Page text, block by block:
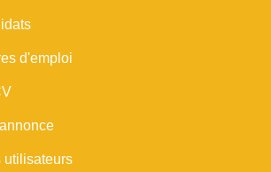
d'emploi
utilisateurs